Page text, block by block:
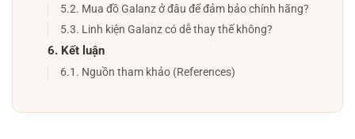
5.2. Mua đồ Galanz ở đâu để đảm bảo chính hãng?
5.3. Linh kiện Galanz có dễ thay thế không?
6. Kết luận
6.1. Nguồn tham khảo (References)